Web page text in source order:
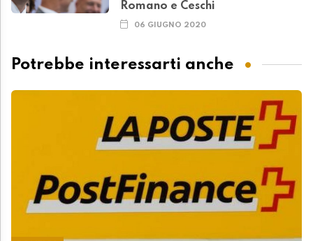
Romano e Ceschi
06 GIUGNO 2020
Potrebbe interessarti anche